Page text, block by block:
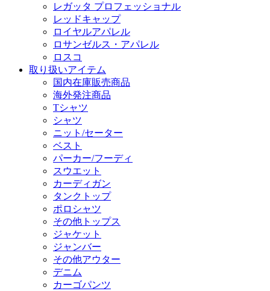
レガッタ プロフェッショナル
レッドキャップ
ロイヤルアパレル
ロサンゼルス・アパレル
ロスコ
取り扱いアイテム
国内在庫販売商品
海外発注商品
Tシャツ
シャツ
ニット/セーター
ベスト
パーカー/フーディ
スウエット
カーディガン
タンクトップ
ポロシャツ
その他トップス
ジャケット
ジャンバー
その他アウター
デニム
カーゴパンツ